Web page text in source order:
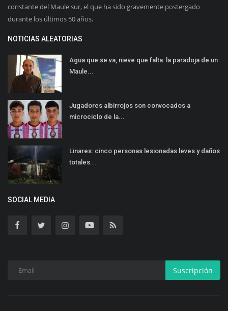
constante del Maule sur, el que ha sido gravemente postergado
durante los últimos 50 años.
NOTICIAS ALEATORIAS
Agua que se va, nieve que falta: la paradoja de un
Maule...
Jugadores albirrojos son convocados a
microciclo de la...
Linares: cinco personas lesionadas leves y daños
totales...
SOCIAL MEDIA
Suscripción